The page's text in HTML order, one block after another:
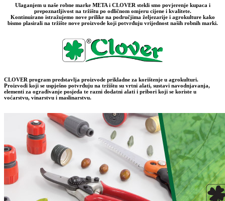
Ulaganjem u naše robne marke META i CLOVER stekli smo povjerenje kupaca i
prepoznatljivost na tržištu po odličnom omjeru cijene i kvalitete.
Kontinuirano istražujemo nove prilike na područjima željezarije i agrokulture kako
bismo plasirali na tržište nove proizvode koji potvrđuju vrijednost naših robnih marki.
CLOVER program predstavlja proizvode prikladne za korištenje u agrokulturi.
Proizvodi koji se uspješno potvrđuju na tržištu su vrtni alati, sustavi navodnjavanja,
elementi za ograđivanje posjeda te razni dodatni alati i pribori koji se koriste u
voćarstvu, vinarstvu i maslinarstvu.